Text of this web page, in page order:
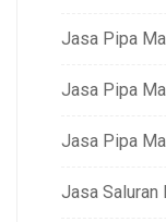
Jasa Pipa
Jasa Pipa
Jasa Pipa
Jasa Saluran